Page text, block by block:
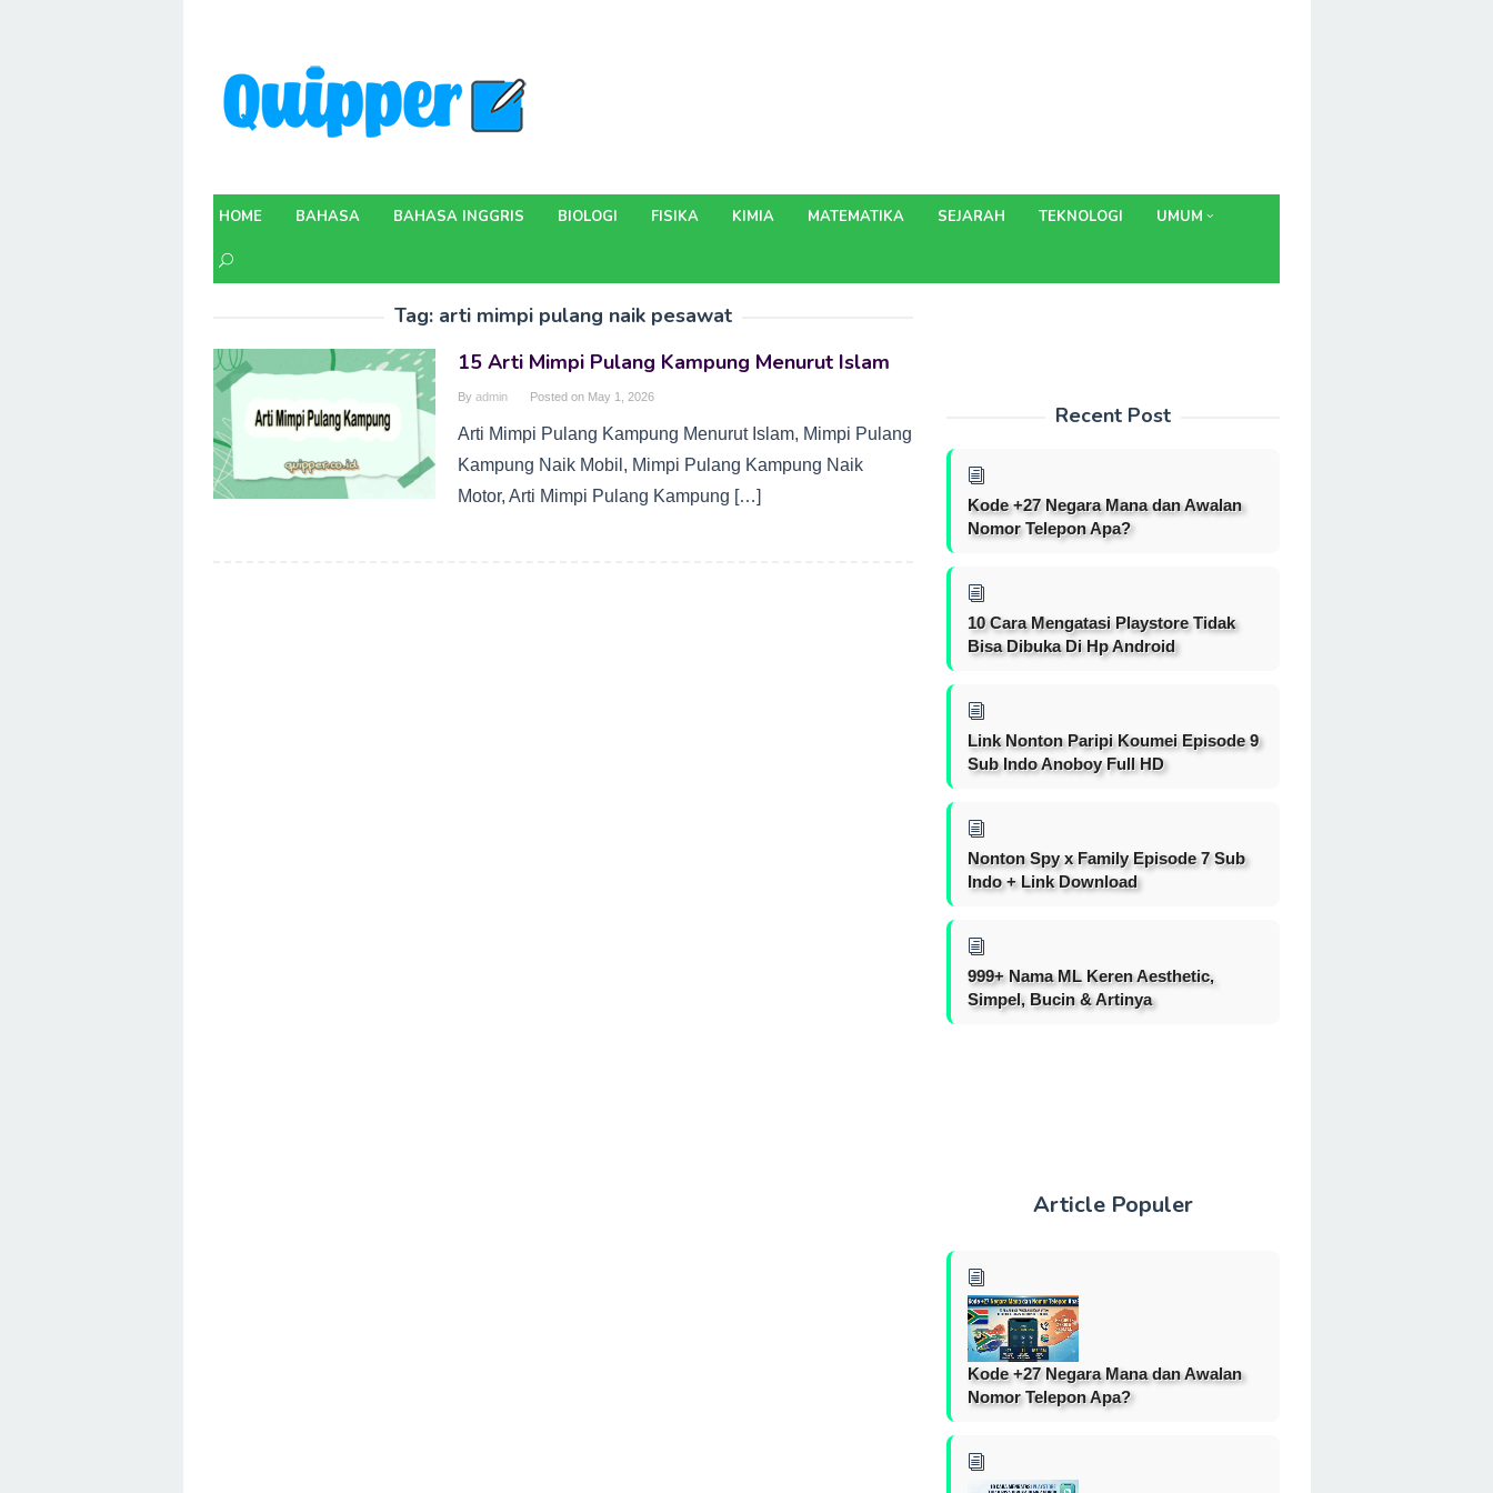
content
HOME BAHASA BAHASA INGGRIS BIOLOGI FISIKA KIMIA MATEMATIKA SEJARAH TEKNOLOGI UMUM
Tag: arti mimpi pulang naik pesawat
15 Arti Mimpi Pulang Kampung Menurut Islam
By admin Posted on May 1, 2026
Arti Mimpi Pulang Kampung Menurut Islam, Mimpi Pulang
Kampung Naik Mobil, Mimpi Pulang Kampung Naik
Motor, Arti Mimpi Pulang Kampung […]
Recent Post
Kode +27 Negara Mana dan Awalan
Nomor Telepon Apa?
10 Cara Mengatasi Playstore Tidak
Bisa Dibuka Di Hp Android
Link Nonton Paripi Koumei Episode 9
Sub Indo Anoboy Full HD
Nonton Spy x Family Episode 7 Sub
Indo + Link Download
999+ Nama ML Keren Aesthetic,
Simpel, Bucin & Artinya
Article Populer
Kode +27 Negara Mana dan Awalan
Nomor Telepon Apa?